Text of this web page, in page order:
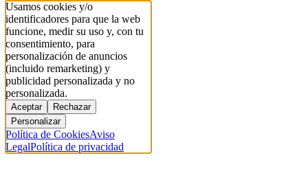
Usamos cookies y/o
identificadores para que la web
funcione, medir su uso y, con tu
consentimiento, para
personalización de anuncios
(incluido remarketing) y
publicidad personalizada y no
personalizada.
Aceptar
Rechazar
Personalizar
Política de CookiesAviso
LegalPolítica de privacidad